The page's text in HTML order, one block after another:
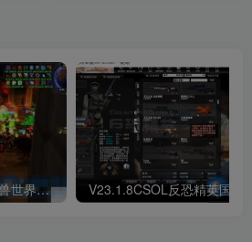
天蓝魔改-最好玩的魔兽世界巫妖王V335精品单机端【最智能的机器人】